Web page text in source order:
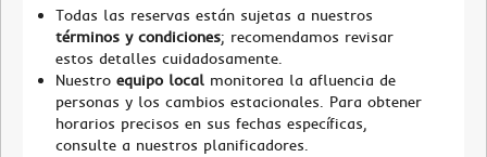
Todas las reservas están sujetas a nuestros
términos y condiciones; recomendamos revisar
estos detalles cuidadosamente.
Nuestro equipo local monitorea la afluencia de
personas y los cambios estacionales. Para obtener
horarios precisos en sus fechas específicas,
consulte a nuestros planificadores.